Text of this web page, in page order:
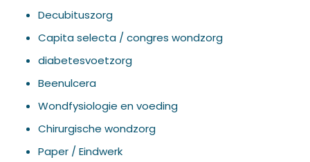
Decubituszorg
Capita selecta / congres wondzorg
diabetesvoetzorg
Beenulcera
Wondfysiologie en voeding
Chirurgische wondzorg
Paper / Eindwerk